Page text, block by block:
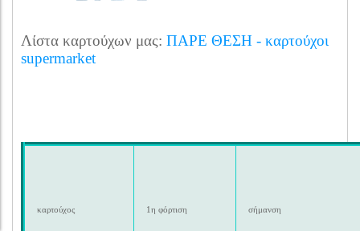
Λίστα καρτούχων μας: ΠΑΡΕ ΘΕΣΗ - καρτούχοι
supermarket
καρτούχος 1η φόρτιση σήμανση